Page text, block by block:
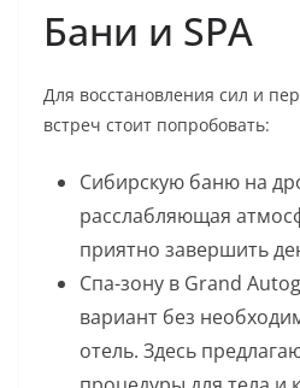
Бани и SPA
Для восстановления сил и
встреч стоит попробовать:
Сибирскую баню на
расслабляющая
приятно завершить
Спа-зону в Grand
вариант без
отель. Здесь